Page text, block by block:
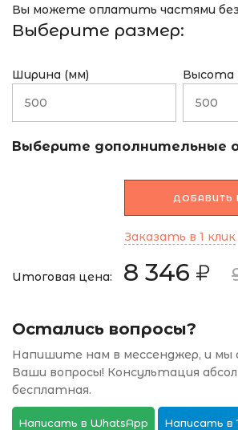
Вы можете оплатить частями
Выберите размер:
Ширина (мм) Высота
Выберите дополнительные
ДОБАВИТЬ
Заказать в 1 клик
Итоговая цена: 8 346
Остались вопросы?
Напишите нам в мессенджер, и
Ваши вопросы! Консультация
бесплатная.
Написать в WhatsApp Написать в